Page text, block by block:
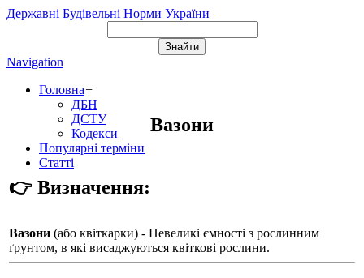
Державні Будівельні Норми України
Navigation
Головна+
ДБН
ДСТУ
Кодекси
Популярні терміни
Статті
Вазони
👉 Визначення:
Вазони (або квіткарки) - Невеликі ємності з рослинним
ґрунтом, в які висаджуються квіткові рослини.